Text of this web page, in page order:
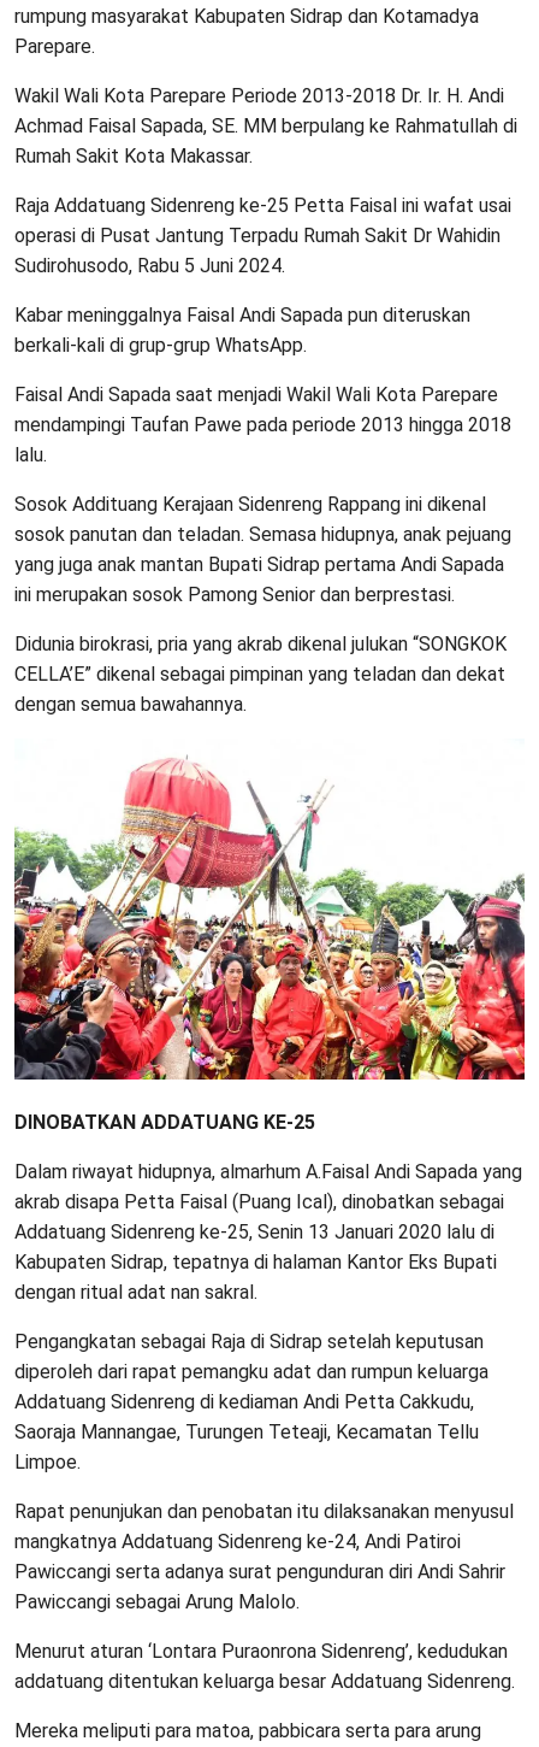
rumpung masyarakat Kabupaten Sidrap dan Kotamadya
Parepare.
Wakil Wali Kota Parepare Periode 2013-2018 Dr. Ir. H. Andi
Achmad Faisal Sapada, SE. MM berpulang ke Rahmatullah di
Rumah Sakit Kota Makassar.
Raja Addatuang Sidenreng ke-25 Petta Faisal ini wafat usai
operasi di Pusat Jantung Terpadu Rumah Sakit Dr Wahidin
Sudirohusodo, Rabu 5 Juni 2024.
Kabar meninggalnya Faisal Andi Sapada pun diteruskan
berkali-kali di grup-grup WhatsApp.
Faisal Andi Sapada saat menjadi Wakil Wali Kota Parepare
mendampingi Taufan Pawe pada periode 2013 hingga 2018
lalu.
Sosok Addituang Kerajaan Sidenreng Rappang ini dikenal
sosok panutan dan teladan. Semasa hidupnya, anak pejuang
yang juga anak mantan Bupati Sidrap pertama Andi Sapada
ini merupakan sosok Pamong Senior dan berprestasi.
Didunia birokrasi, pria yang akrab dikenal julukan “SONGKOK
CELLA’E” dikenal sebagai pimpinan yang teladan dan dekat
dengan semua bawahannya.
DINOBATKAN ADDATUANG KE-25
Dalam riwayat hidupnya, almarhum A.Faisal Andi Sapada yang
akrab disapa Petta Faisal (Puang Ical), dinobatkan sebagai
Addatuang Sidenreng ke-25, Senin 13 Januari 2020 lalu di
Kabupaten Sidrap, tepatnya di halaman Kantor Eks Bupati
dengan ritual adat nan sakral.
Pengangkatan sebagai Raja di Sidrap setelah keputusan
diperoleh dari rapat pemangku adat dan rumpun keluarga
Addatuang Sidenreng di kediaman Andi Petta Cakkudu,
Saoraja Mannangae, Turungen Teteaji, Kecamatan Tellu
Limpoe.
Rapat penunjukan dan penobatan itu dilaksanakan menyusul
mangkatnya Addatuang Sidenreng ke-24, Andi Patiroi
Pawiccangi serta adanya surat pengunduran diri Andi Sahrir
Pawiccangi sebagai Arung Malolo.
Menurut aturan ‘Lontara Puraonrona Sidenreng’, kedudukan
addatuang ditentukan keluarga besar Addatuang Sidenreng.
Mereka meliputi para matoa, pabbicara serta para arung